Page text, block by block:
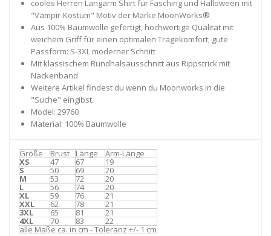
cooles Herren Langarm Shirt für Fasching und Halloween mit
"Vampir-Kostüm" Motiv der Marke MoonWorks®
Aus 100% Baumwolle gefertigt, hochwertige Qualität mit
weichem Griff für einen optimalen Tragekomfort; gute
Passform: S-3XL moderner Schnitt
Mit klassischem Rundhalsausschnitt aus Rippstrick mit
Nackenband
Weitere Artikel findest du wenn du Moonworks in die
"Suche" eingibst.
Model: 29760
Material: 100% Baumwolle
Größe Brust Länge Arm-Länge
XS 47 67 19
S 50 69 20
M 53 72 20
L 56 74 20
XL 59 76 21
XXL 62 78 21
3XL 65 81 21
4XL 70 83 22
alle Maße ca. in cm - Toleranz +/- 1 cm